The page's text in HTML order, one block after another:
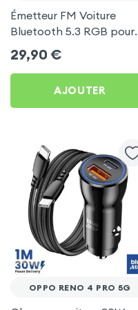
Émetteur FM Voiture
Bluetooth 5.3 RGB pour
Oppo Reno 4 Pro 5G
29,90 €
AJOUTER
OPPO RENO 4 PRO 5G